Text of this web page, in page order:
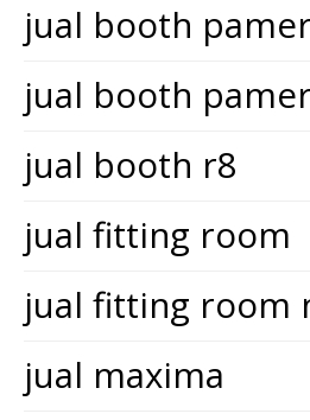
jual booth
jual booth
jual booth r8
jual fitting room
jual fitting room
jual maxima